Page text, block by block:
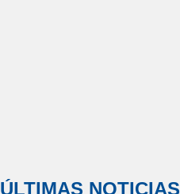
ÚLTIMAS NOTICIAS